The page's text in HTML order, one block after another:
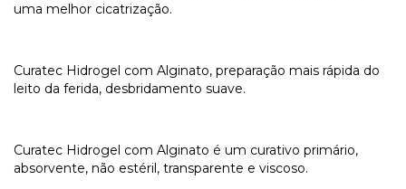
uma melhor cicatrização.
Curatec Hidrogel com Alginato, preparação mais rápida do
leito da ferida, desbridamento suave.
Curatec Hidrogel com Alginato é um curativo primário,
absorvente, não estéril, transparente e viscoso.